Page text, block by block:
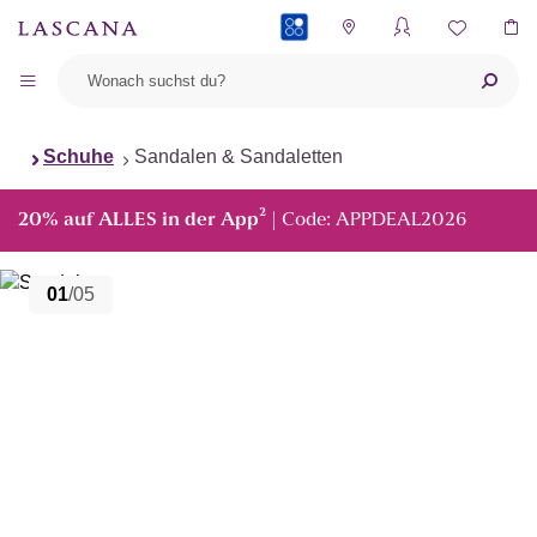
Schuhe Sandalen & Sandaletten
20% auf ALLES in der App² | Code: APPDEAL2026
01/05